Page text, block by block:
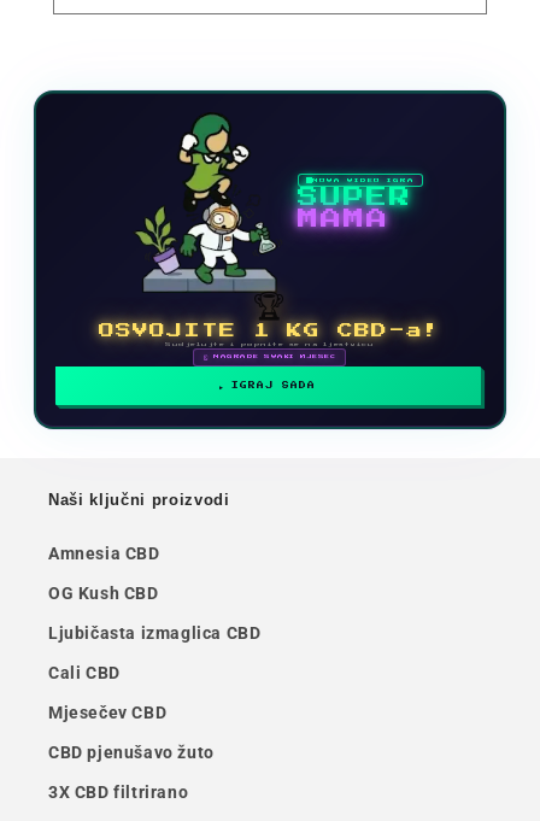
NOVA VIDEO IGRA
SUPER
MAMA
🏆
OSVOJITE 1 KG CBD-a!
Sudjelujte i popnite se na ljestvicu
🗓 NAGRADE SVAKI MJESEC
IGRAJ SADA
Naši ključni proizvodi
Amnesia CBD
OG Kush CBD
Ljubičasta izmaglica CBD
Cali CBD
Mjesečev CBD
CBD pjenušavo žuto
3X CBD filtrirano